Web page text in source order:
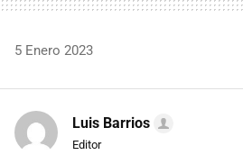
5 Enero 2023
Luis Barrios
Editor